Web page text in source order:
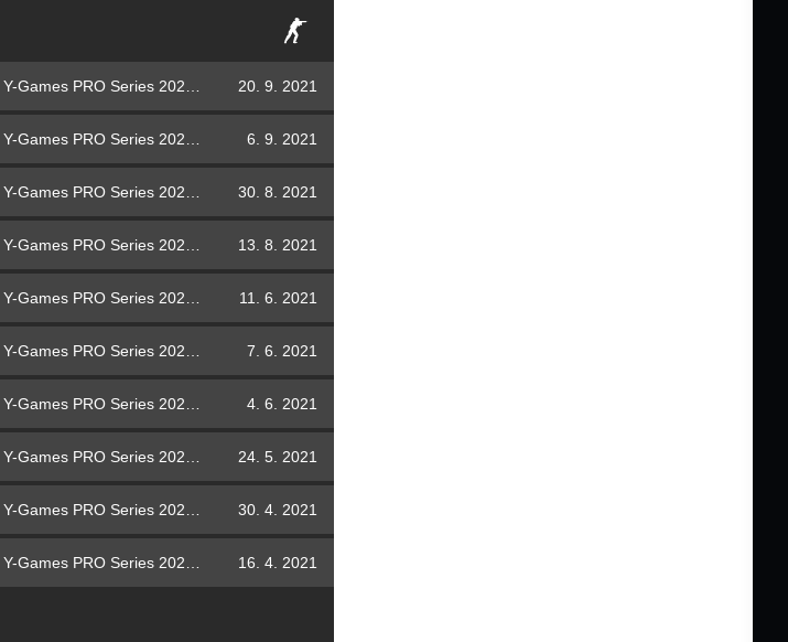
20. 9. 2021
6. 9. 2021
30. 8. 2021
13. 8. 2021
11. 6. 2021
7. 6. 2021
4. 6. 2021
24. 5. 2021
30. 4. 2021
16. 4. 2021